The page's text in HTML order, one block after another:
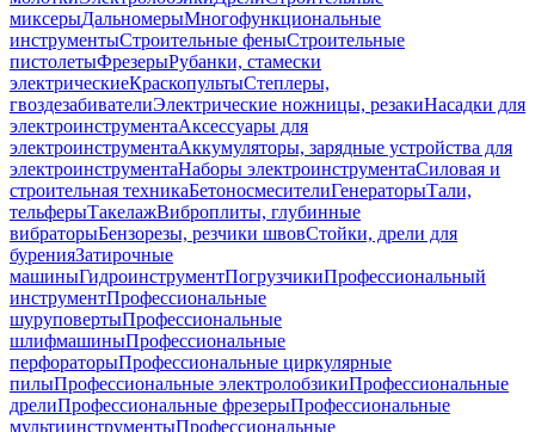
миксерыДальномерыМногофункциональные
инструментыСтроительные феныСтроительные
пистолетыФрезерыРубанки, стамески
электрическиеКраскопультыСтеплеры,
гвоздезабивателиЭлектрические ножницы, резакиНасадки для
электроинструментаАксессуары для
электроинструментаАккумуляторы, зарядные устройства для
электроинструментаНаборы электроинструментаСиловая и
строительная техникаБетоносмесителиГенераторыТали,
тельферыТакелажВиброплиты, глубинные
вибраторыБензорезы, резчики швовСтойки, дрели для
буренияЗатирочные
машиныГидроинструментПогрузчикиПрофессиональный
инструментПрофессиональные
шуруповертыПрофессиональные
шлифмашиныПрофессиональные
перфораторыПрофессиональные циркулярные
пилыПрофессиональные электролобзикиПрофессиональные
дрелиПрофессиональные фрезерыПрофессиональные
мультиинструментыПрофессиональные